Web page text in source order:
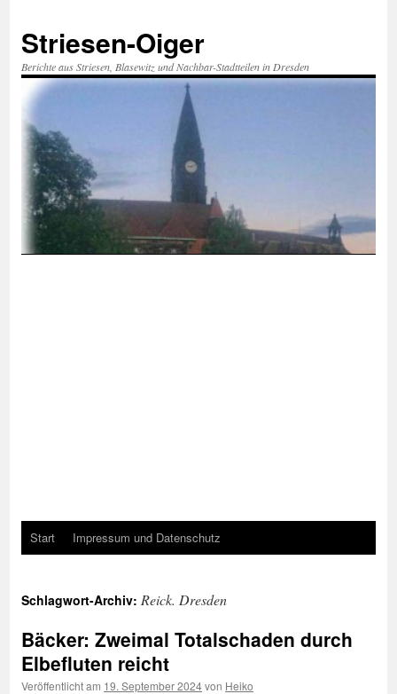
springen
Striesen-Oiger
Berichte aus Striesen, Blasewitz und Nachbar-Stadtteilen in Dresden
Start Impressum und Datenschutz
Schlagwort-Archiv: Reick. Dresden
Bäcker: Zweimal Totalschaden durch
Elbefluten reicht
Veröffentlicht am 19. September 2024von Heiko